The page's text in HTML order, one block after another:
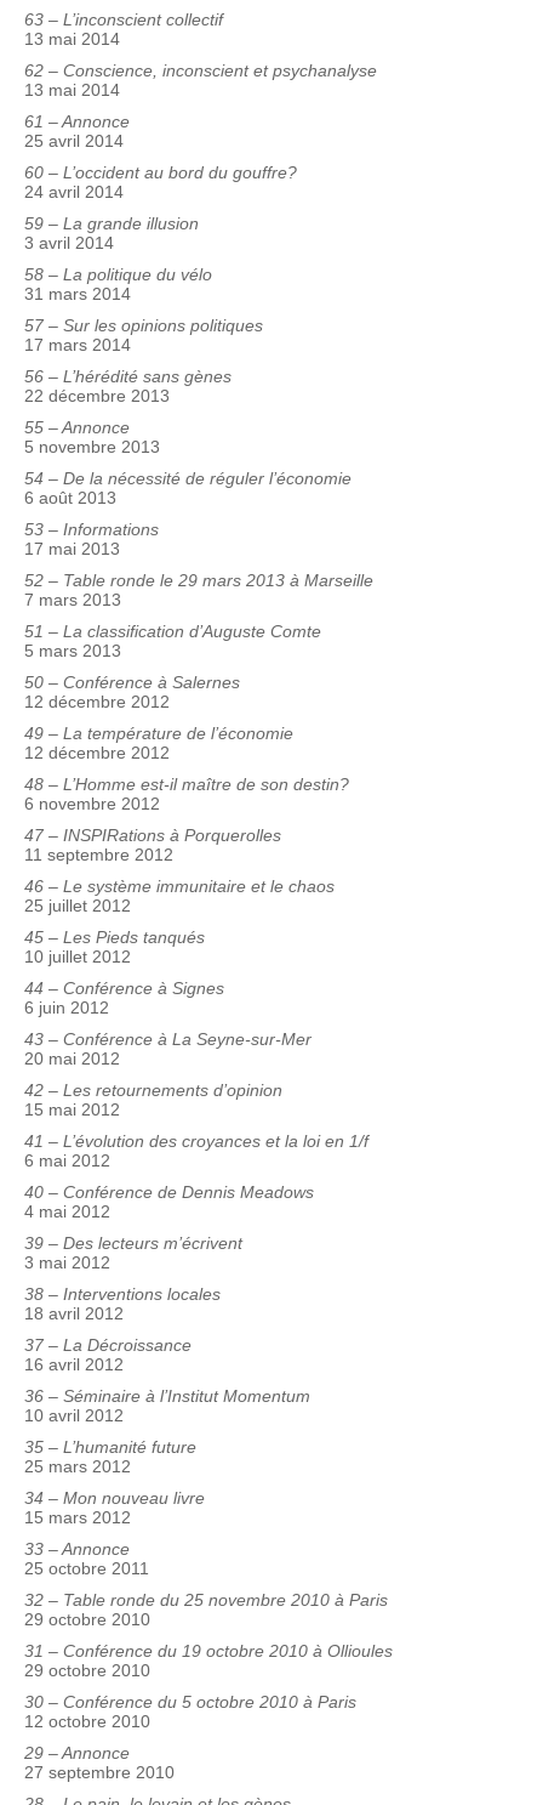
63 – L’inconscient collectif
13 mai 2014
62 – Conscience, inconscient et psychanalyse
13 mai 2014
61 – Annonce
25 avril 2014
60 – L’occident au bord du gouffre?
24 avril 2014
59 – La grande illusion
3 avril 2014
58 – La politique du vélo
31 mars 2014
57 – Sur les opinions politiques
17 mars 2014
56 – L’hérédité sans gènes
22 décembre 2013
55 – Annonce
5 novembre 2013
54 – De la nécessité de réguler l’économie
6 août 2013
53 – Informations
17 mai 2013
52 – Table ronde le 29 mars 2013 à Marseille
7 mars 2013
51 – La classification d’Auguste Comte
5 mars 2013
50 – Conférence à Salernes
12 décembre 2012
49 – La température de l’économie
12 décembre 2012
48 – L’Homme est-il maître de son destin?
6 novembre 2012
47 – INSPIRations à Porquerolles
11 septembre 2012
46 – Le système immunitaire et le chaos
25 juillet 2012
45 – Les Pieds tanqués
10 juillet 2012
44 – Conférence à Signes
6 juin 2012
43 – Conférence à La Seyne-sur-Mer
20 mai 2012
42 – Les retournements d’opinion
15 mai 2012
41 – L’évolution des croyances et la loi en 1/f
6 mai 2012
40 – Conférence de Dennis Meadows
4 mai 2012
39 – Des lecteurs m’écrivent
3 mai 2012
38 – Interventions locales
18 avril 2012
37 – La Décroissance
16 avril 2012
36 – Séminaire à l’Institut Momentum
10 avril 2012
35 – L’humanité future
25 mars 2012
34 – Mon nouveau livre
15 mars 2012
33 – Annonce
25 octobre 2011
32 – Table ronde du 25 novembre 2010 à Paris
29 octobre 2010
31 – Conférence du 19 octobre 2010 à Ollioules
29 octobre 2010
30 – Conférence du 5 octobre 2010 à Paris
12 octobre 2010
29 – Annonce
27 septembre 2010